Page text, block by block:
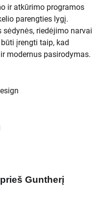
ir atkūrimo programos
parengties lygį.
riedėjimo narvai
įrengti taip, kad
modernus pasirodymas.
Guntherį